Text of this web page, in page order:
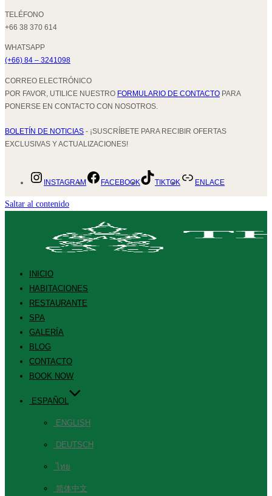
TELÉFONO
+66 38 370 614
WHATSAPP
(+66) 84 – 3241098
CORREO ELECTRÓNICO
POR FAVOR, UTILICE NUESTRO FORMULARIO DE CONTACTO PARA
PONERSE EN CONTACTO CON NOSOTROS.
BOLETÍN DE NOTICIAS - ¡SUSCRÍBETE PARA RECIBIR OFERTAS
EXCLUSIVAS Y ACTUALIZACIONES!
INSTAGRAM FACEBOOK TIKTOK ENLACE
Saltar al contenido
INICIO
HABITACIONES
RESTAURANTE
SPA
GALERÍA
BLOG
CONTACTO
BOOK NOW
ESPAÑOL
ENGLISH
DEUTSCH
ไทย
简体中文